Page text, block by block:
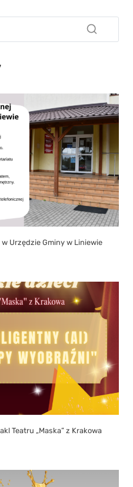
Urzędzie Gminy w Liniewie
Teatru „Maska” z Krakowa